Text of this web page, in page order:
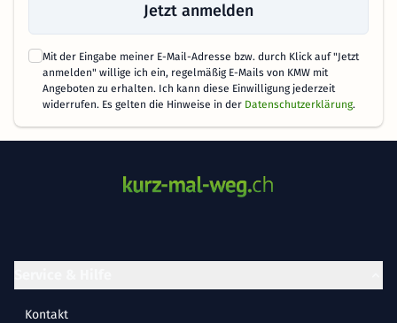
Jetzt anmelden
Mit der Eingabe meiner E-Mail-Adresse bzw. durch Klick auf "Jetzt
anmelden" willige ich ein, regelmäßig E-Mails von KMW mit
Angeboten zu erhalten. Ich kann diese Einwilligung jederzeit
widerrufen. Es gelten die Hinweise in der Datenschutzerklärung.
Kontakt